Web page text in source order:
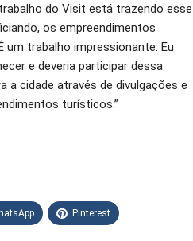
do Visit está trazendo esse
os empreendimentos
trabalho impressionante. Eu
e deveria participar dessa
cidade através de divulgações e
turísticos.”
Pinterest